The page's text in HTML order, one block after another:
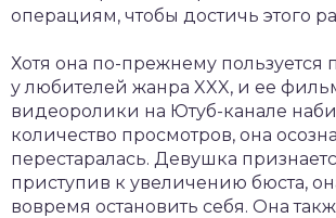
операциям, чтобы достичь этого
Хотя она по-прежнему пользуется
у любителей жанра XXX, и ее
видеоролики на Ютуб-канале
количество просмотров, она
перестаралась. Девушка
приступив к увеличению бюста,
вовремя остановить себя. Она